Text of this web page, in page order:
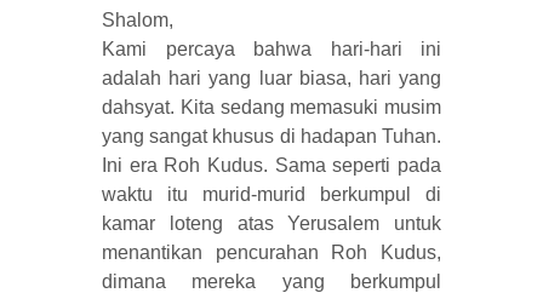
Shalom,
Kami percaya bahwa hari-hari ini
adalah hari yang luar biasa, hari yang
dahsyat. Kita sedang memasuki musim
yang sangat khusus di hadapan Tuhan.
Ini era Roh Kudus. Sama seperti pada
waktu itu murid-murid berkumpul di
kamar loteng atas Yerusalem untuk
menantikan pencurahan Roh Kudus,
dimana mereka yang berkumpul